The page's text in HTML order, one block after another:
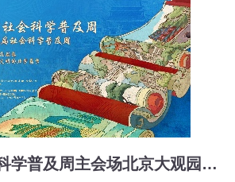
2024北京社会科学普及周主会场北京大观园活动日程表（9月9日--13日）